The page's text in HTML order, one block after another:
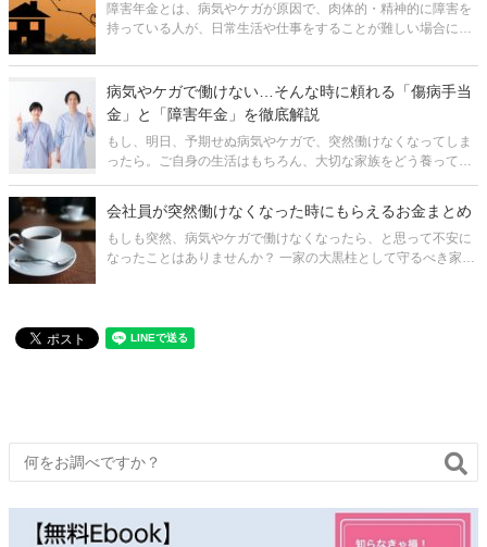
障害年金とは、病気やケガが原因で、肉体的・精神的に障害を
持っている人が、日常生活や仕事をすることが難しい場合に受
害の程度により、1級から3級まで等級が区分けされています。
一般的に知られている老
病気やケガで働けない…そんな時に頼れる「傷病手当
金」と「障害年金」を徹底解説
もし、明日、予期せぬ病気やケガで、突然働けなくなってしま
ったら。ご自身の生活はもちろん、大切な家族をどう養ってい
世代にとっては、住宅ローンや子どもの教育費など、日々の支
出は待ってくれません。こ
会社員が突然働けなくなった時にもらえるお金まとめ
もしも突然、病気やケガで働けなくなったら、と思って不安に
なったことはありませんか？ 一家の大黒柱として守るべき家族